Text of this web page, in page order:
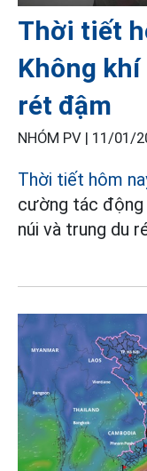
Thời tiết
Không
rét đậm
NHÓM PV | 11/01/
Thời tiết hôm
cường tác động
núi và trung du